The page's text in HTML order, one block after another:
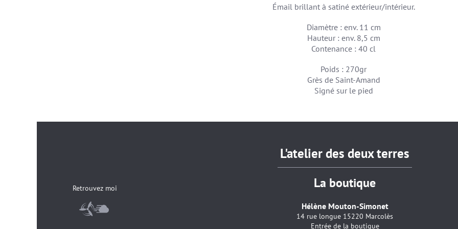
Retrouvez moi
L'atelier des deux terres
La boutique
Hélène Mouton-Simonet
14 rue longue 15220 Marcolès
Entrée de la boutique
Émail brillant à satiné extérieur/intérieur.
Diamètre : env. 11 cm
Hauteur : env. 8,5 cm
Contenance : 40 cl
Poids : 270gr
Grès de Saint-Amand
Signé sur le pied
Façonné et émaillé à la main. Les dimensions peuvent varier sensiblement d’une
Manipulés avec douceur, tous mes produits passent au lave-vaisselle et au
Frais de port & conditionnement :
Afin d'assurer la bonne livraison de votre marchandise, les produits sont protégés et